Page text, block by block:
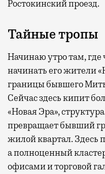
Ростокинский проезд.
Тайные тропы
Начинаю утро там, где
начинать его жители
границы бывшего
Сейчас здесь кипит
«Новая Эра»,
превращает бывший
жилой квартал. Здесь
а полноценный
офисами и торговой